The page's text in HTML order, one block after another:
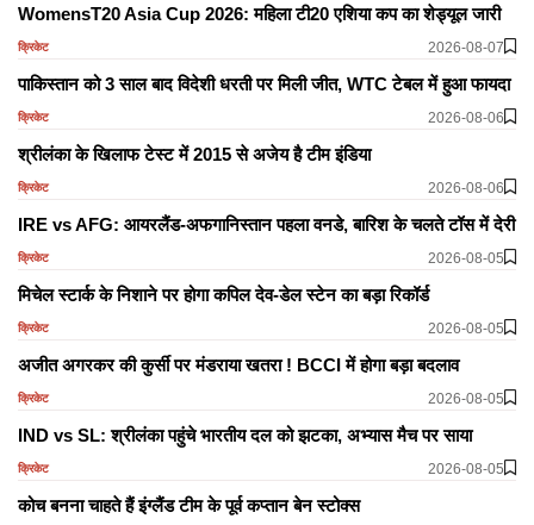
WomensT20 Asia Cup 2026: महिला टी20 एशिया कप का शेड्यूल जारी
क्रिकेट 2026-08-07
पाकिस्तान को 3 साल बाद विदेशी धरती पर मिली जीत, WTC टेबल में हुआ फायदा
क्रिकेट 2026-08-06
श्रीलंका के खिलाफ टेस्ट में 2015 से अजेय है टीम इंडिया
क्रिकेट 2026-08-06
IRE vs AFG: आयरलैंड-अफगानिस्तान पहला वनडे, बारिश के चलते टॉस में देरी
क्रिकेट 2026-08-05
मिचेल स्टार्क के निशाने पर होगा कपिल देव-डेल स्टेन का बड़ा रिकॉर्ड
क्रिकेट 2026-08-05
अजीत अगरकर की कुर्सी पर मंडराया खतरा ! BCCI में होगा बड़ा बदलाव
क्रिकेट 2026-08-05
IND vs SL: श्रीलंका पहुंचे भारतीय दल को झटका, अभ्यास मैच पर साया
क्रिकेट 2026-08-05
कोच बनना चाहते हैं इंग्लैंड टीम के पूर्व कप्तान बेन स्टोक्स